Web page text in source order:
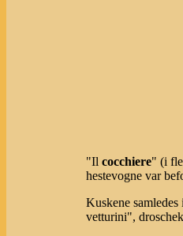
"Il cocchiere" (i
hestevogne var
Kuskene samledes
vetturini",